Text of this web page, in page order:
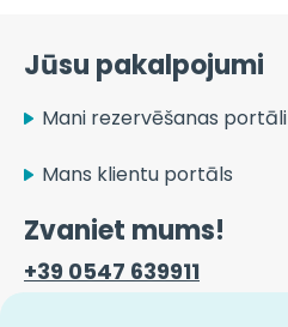
Jūsu pakalpojumi
Mani rezervēšanas portāli
Mans klientu portāls
Zvaniet mums!
+39 0547 639911